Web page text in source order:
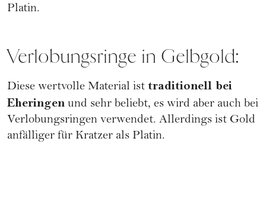
Platin.
Verlobungsringe in Gelbgold:
Diese wertvolle Material ist traditionell bei
Eheringen und sehr beliebt, es wird aber auch bei
Verlobungsringen verwendet. Allerdings ist Gold
anfälliger für Kratzer als Platin.